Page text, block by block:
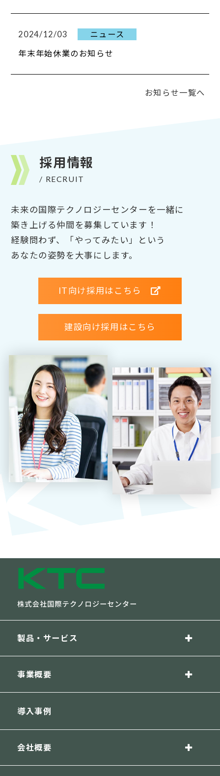
2024/12/03 ニュース
年末年始休業のお知らせ
お知らせ一覧へ
採用情報
/ RECRUIT
未来の国際テクノロジーセンターを一緒に
築き上げる仲間を募集しています！
経験問わず、「やってみたい」という
あなたの姿勢を大事にします。
IT向け採用はこちら
建設向け採用はこちら
製品・サービス
事業概要
導入事例
会社概要